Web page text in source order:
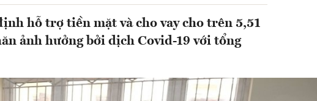
hỗ trợ tiền mặt và cho vay cho trên 5,51
ảnh hưởng bởi dịch Covid-19 với tổng